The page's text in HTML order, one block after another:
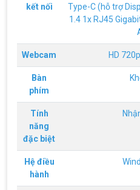
kết nối
Type-C (hỗ trợ
1.4 1x RJ45
Webcam HD
Bàn
phím
Tính
năng
đặc biệt
Hệ điều
hành
Nên Hay
Hình Máy
Nhiều
dụng tivi để
giữa màn
khác biệt,
ĐIỀU
1. Điều kiện
20-60
chính chủ
NGUYỄN